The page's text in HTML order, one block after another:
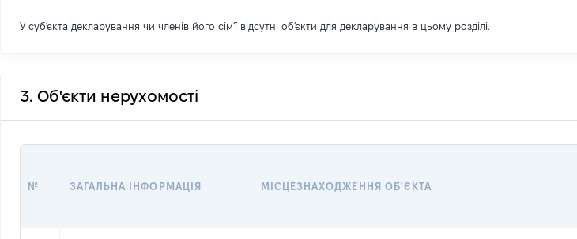
У суб'єкта декларування чи членів його сім'ї відсутні об'єкти для декларування в цьому розділі.
3. Об'єкти нерухомості
№ ЗАГАЛЬНА ІНФОРМАЦІЯ МІСЦЕЗНАХОДЖЕННЯ ОБ'ЄКТА